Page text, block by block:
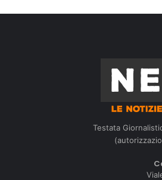
Testata